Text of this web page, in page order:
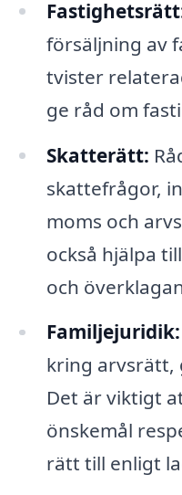
försäljning av
tvister
ge råd om
Skatterätt:
skattefrågor,
moms och
också hjälpa
och
Familjejuridik:
kring arvsrätt,
Det är viktigt
önskemål
rätt till enligt